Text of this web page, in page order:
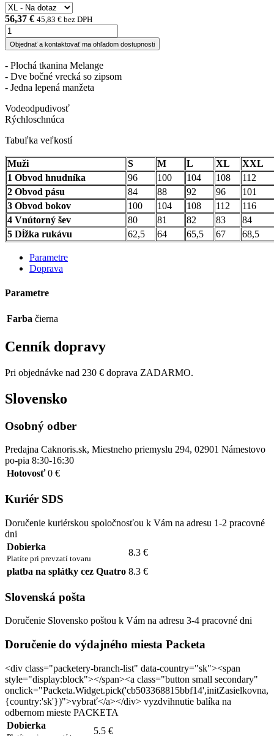
56,37 € 45,83 € bez DPH
Objednať a kontaktovať ma ohľadom dostupnosti
- Plochá tkanina Melange
- Dve bočné vrecká so zipsom
- Jedna lepená manžeta
Vodeodpudivosť
Rýchloschnúca
Tabuľka veľkostí
Muži S M L XL
XXL
1 Obvod hnudníka
96 100 104 108
112
2 Obvod pásu
84 88 92 96
101
3 Obvod bokov
100 104 108 112
116
4 Vnútorný šev
80 81 82 83
84
5 Dĺžka rukávu
62,5 64 65,5 67 68,5
Parametre
Doprava
Parametre
Farba čierna
Cenník dopravy
Pri objednávke nad 230 € doprava ZADARMO.
Slovensko
Osobný odber
Predajna Caknoris.sk, Miestneho priemyslu 294, 02901 Námestovo
po-pia 8:30-16:30
Hotovosť 0 €
Kuriér SDS
Doručenie kuriérskou spoločnosťou k Vám na adresu 1-2 pracovné
dni
Dobierka
Platíte pri prevzatí tovaru
8.3 €
platba na splátky cez Quatro 8.3 €
Slovenská pošta
Doručenie Slovensko poštou k Vám na adresu 3-4 pracovné dni
Doručenie do výdajného miesta Packeta
<div class="packetery-branch-list" data-country="sk"><span
style="display:block"></span><a class="button small secondary"
onclick="Packeta.Widget.pick('cb503368815bbf14',initZasielkovna,
{country:'sk'})">vybrať</a></div> vyzdvihnutie balíka na
odbernom mieste PACKETA
Dobierka
5.5 €